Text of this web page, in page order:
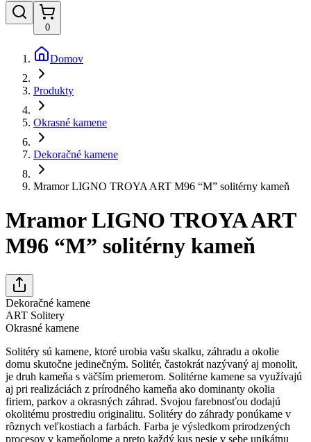
0
Domov
Produkty
Okrasné kamene
Dekoračné kamene
Mramor LIGNO TROYA ART M96 “M” solitérny kameň
Mramor LIGNO TROYA ART
M96 “M” solitérny kameň
Dekoračné kamene
ART Solitery
Okrasné kamene
Solitéry sú kamene, ktoré urobia vašu skalku, záhradu a okolie
domu skutočne jedinečným. Solitér, častokrát nazývaný aj monolit,
je druh kameňa s väčším priemerom. Solitérne kamene sa využívajú
aj pri realizáciách z prírodného kameňa ako dominanty okolia
firiem, parkov a okrasných záhrad. Svojou farebnosťou dodajú
okolitému prostrediu originalitu. Solitéry do záhrady ponúkame v
rôznych veľkostiach a farbách. Farba je výsledkom prirodzených
procesov v kameňolome a preto každý kus nesie v sebe unikátnu